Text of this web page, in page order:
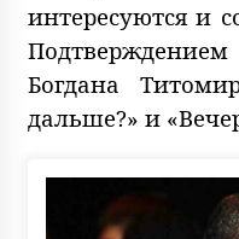
интересуются и
Богдана
дальше?» и